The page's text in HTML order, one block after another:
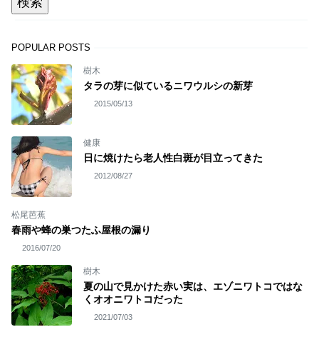
POPULAR POSTS
樹木
タラの芽に似ているニワウルシの新芽
2015/05/13
健康
日に焼けたら老人性白斑が目立ってきた
2012/08/27
松尾芭蕉
春雨や蜂の巣つたふ屋根の漏り
2016/07/20
樹木
夏の山で見かけた赤い実は、エゾニワトコではな
くオオニワトコだった
2021/07/03